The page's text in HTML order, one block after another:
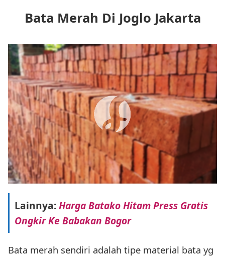
Bata Merah Di Joglo Jakarta
Lainnya:Harga Batako Hitam Press Gratis
Ongkir Ke Babakan Bogor
Bata merah sendiri adalah tipe material bata yg